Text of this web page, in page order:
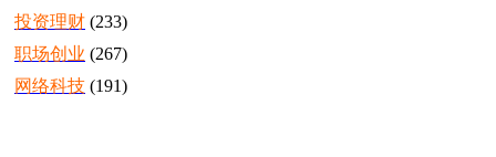
投资理财 (233)
职场创业 (267)
网络科技 (191)